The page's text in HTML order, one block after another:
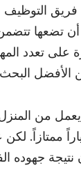
التوظيف
أن تضعها
على تعدد
الأفضل
من
ممتازاً.
نتيجة جهوده